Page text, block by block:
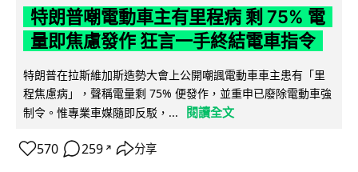
特朗普嘲電動車主有里程病 剩 75% 電
量即焦慮發作 狂言一手終結電車指令
特朗普在拉斯維加斯造勢大會上公開嘲諷電動車車主患有「里
程焦慮病」，聲稱電量剩 75% 便發作，並重申已廢除電動車強
制令。惟專業車媒隨即反駁，...
閱讀全文
570 259 ↗ 分享